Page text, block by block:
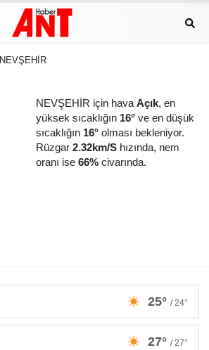
NEVŞEHİR
NEVŞEHİR için hava Açık, en
yüksek sıcaklığın 16°ve en düşük
sıcaklığın 16°olması bekleniyor.
Rüzgar 2.32km/Shızında, nem
oranı ise 66%civarında.
25° / 24°
27° / 27°